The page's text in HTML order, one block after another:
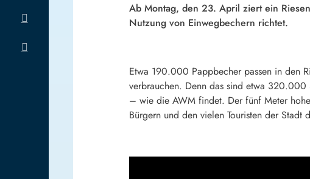
Ab Montag, den 23. April ziert ein
Nutzung von Einwegbechern richtet.
Etwa 190.000 Pappbecher passen in den
verbrauchen. Denn das sind etwa
– wie die AWM findet. Der fünf Meter
Bürgern und den vielen Touristen der